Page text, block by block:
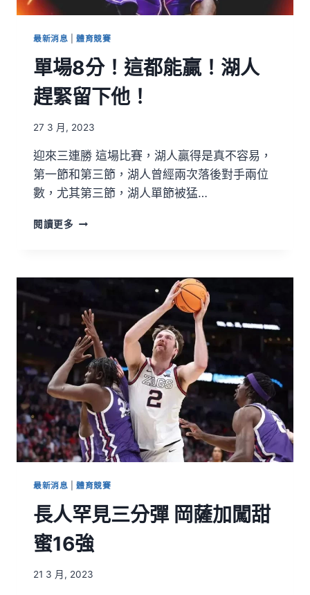
最新消息 |體育競賽
單場8分！這都能贏！湖人
趕緊留下他！
27 3 月, 2023
迎來三連勝 這場比賽，湖人贏得是真不容易，
第一節和第三節，湖人曾經兩次落後對手兩位
數，尤其第三節，湖人單節被猛…
閱讀更多
最新消息 |體育競賽
長人罕見三分彈 岡薩加闖甜
蜜16強
21 3 月, 2023